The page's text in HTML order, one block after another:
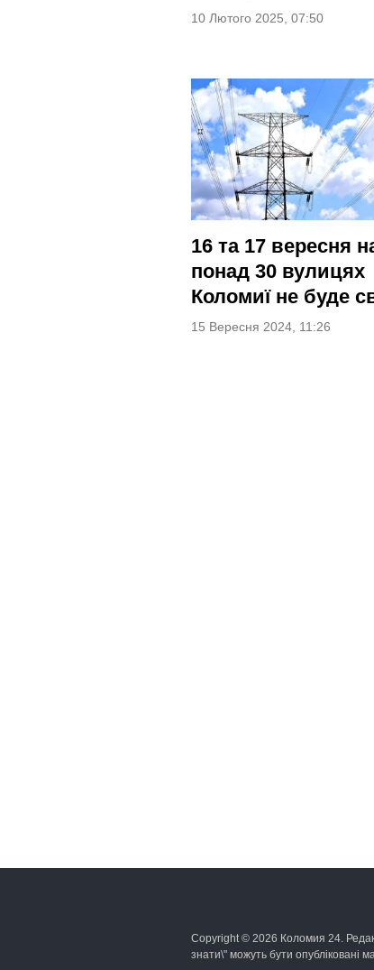
10 Лютого 2025, 07:50
16 та 17 вересня
понад 30 вулицях
Коломиї не буде
15 Вересня 2024, 11:26
Copyright © 2026 Коломия 24.
знати\" можуть бути опубліковані